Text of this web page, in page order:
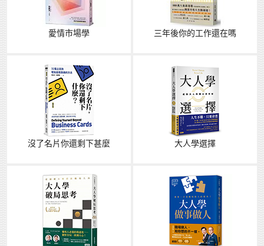
愛情市場學 三年後你的工作還在嗎
沒了名片你還剩下甚麼 大人學選擇